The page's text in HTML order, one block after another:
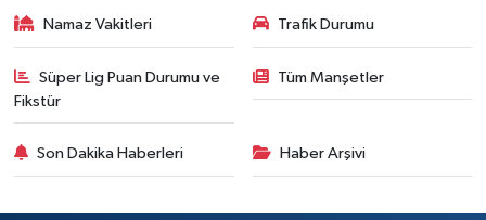
Namaz Vakitleri Trafik Durumu
Süper Lig Puan Durumu ve
Fikstür
Tüm Manşetler
Son Dakika Haberleri Haber Arşivi